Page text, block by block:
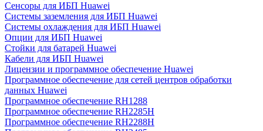
Сенсоры для ИБП Huawei
Системы заземления для ИБП Huawei
Системы охлаждения для ИБП Huawei
Опции для ИБП Huawei
Стойки для батарей Huawei
Кабели для ИБП Huawei
Лицензии и программное обеспечение Huawei
Программное обеспечение для сетей центров обработки
данных Huawei
Программное обеспечение RH1288
Программное обеспечение RH2285H
Программное обеспечение RH2288H